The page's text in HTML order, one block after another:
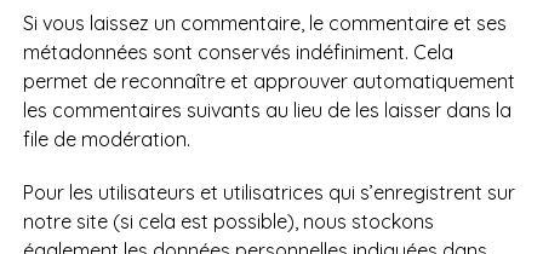
Si vous laissez un commentaire, le commentaire et ses
métadonnées sont conservés indéfiniment. Cela
permet de reconnaître et approuver automatiquement
les commentaires suivants au lieu de les laisser dans la
file de modération.
Pour les utilisateurs et utilisatrices qui s’enregistrent sur
notre site (si cela est possible), nous stockons